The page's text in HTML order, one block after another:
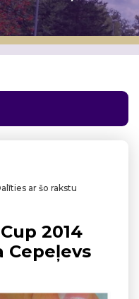
ar šo rakstu
2014
Cepeļevs